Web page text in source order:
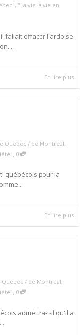
, "La vie la vie en
il fallait effacer l'ardoise
En lire plus
Québec / de Montréal,
, 0
québécois pour la
En lire plus
Québec / de Montréal,
, 0
admettra-t-il qu'il a